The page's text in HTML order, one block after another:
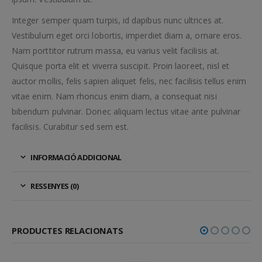
Integer semper quam turpis, id dapibus nunc ultrices at.
Vestibulum eget orci lobortis, imperdiet diam a, ornare eros.
Nam porttitor rutrum massa, eu varius velit facilisis at.
Quisque porta elit et viverra suscipit. Proin laoreet, nisl et
auctor mollis, felis sapien aliquet felis, nec facilisis tellus enim
vitae enim. Nam rhoncus enim diam, a consequat nisi
bibendum pulvinar. Donec aliquam lectus vitae ante pulvinar
facilisis. Curabitur sed sem est.
INFORMACIÓ ADDICIONAL
RESSENYES (0)
PRODUCTES RELACIONATS